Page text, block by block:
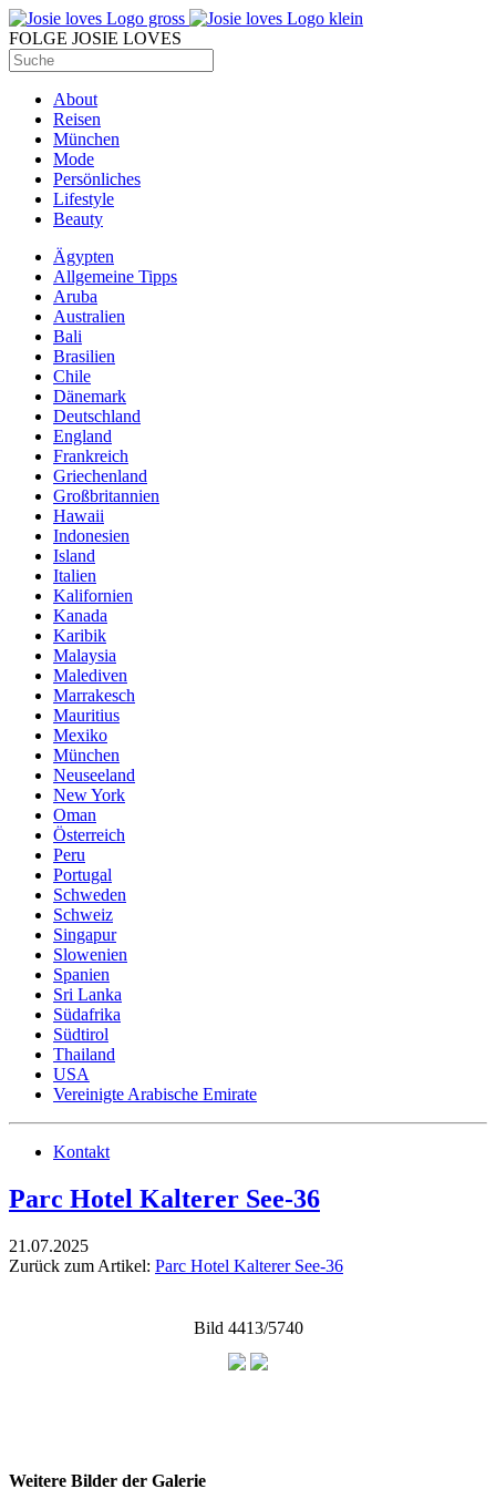
FOLGE JOSIE LOVES
About
Reisen
München
Mode
Persönliches
Lifestyle
Beauty
Ägypten
Allgemeine Tipps
Aruba
Australien
Bali
Brasilien
Chile
Dänemark
Deutschland
England
Frankreich
Griechenland
Großbritannien
Hawaii
Indonesien
Island
Italien
Kalifornien
Kanada
Karibik
Malaysia
Malediven
Marrakesch
Mauritius
Mexiko
München
Neuseeland
New York
Oman
Österreich
Peru
Portugal
Schweden
Schweiz
Singapur
Slowenien
Spanien
Sri Lanka
Südafrika
Südtirol
Thailand
USA
Vereinigte Arabische Emirate
Kontakt
Parc Hotel Kalterer See-36
21.07.2025
Zurück zum Artikel: Parc Hotel Kalterer See-36
Bild 4413/5740
Weitere Bilder der Galerie